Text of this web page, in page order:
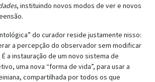
, instituindo novos modos de ver e novos
do curador reside justamente nisso:
a percepção do observador sem modificar
a instauração de um novo sistema de
uma nova “forma de vida”, para usar a
compartilhada por todos os que